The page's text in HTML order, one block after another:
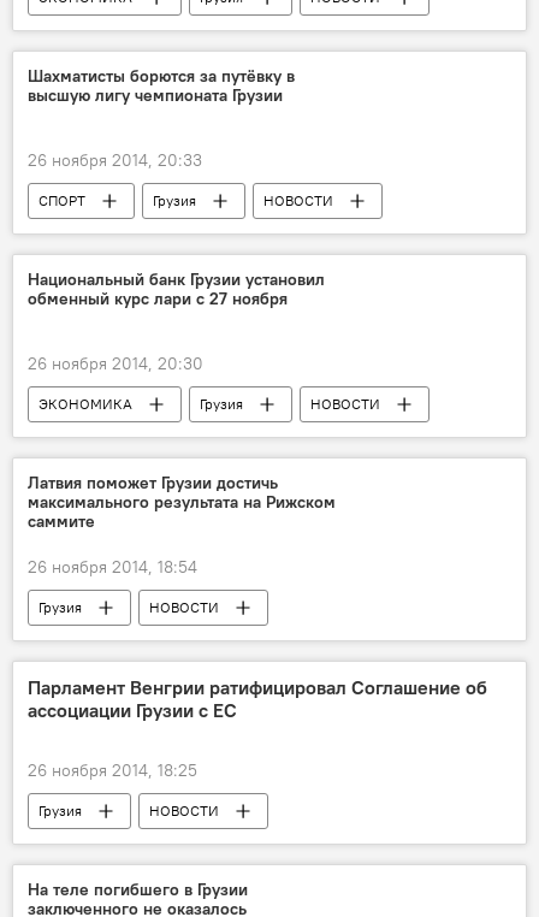
Шахматисты борются за путёвку в
высшую лигу чемпионата Грузии
26 ноября 2014, 20:33
СПОРТ Грузия НОВОСТИ
Национальный банк Грузии установил
обменный курс лари с 27 ноября
26 ноября 2014, 20:30
ЭКОНОМИКА Грузия НОВОСТИ
Латвия поможет Грузии достичь
максимального результата на Рижском
саммите
26 ноября 2014, 18:54
Грузия НОВОСТИ
Парламент Венгрии ратифицировал Соглашение об
ассоциации Грузии с ЕС
26 ноября 2014, 18:25
Грузия НОВОСТИ
На теле погибшего в Грузии
заключенного не оказалось